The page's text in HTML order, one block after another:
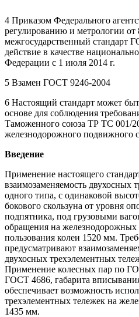
4 Приказом Федерального
регулированию и метрологии от
межгосударственный стандарт
действие в качестве
Федерации с 1 июля 2014 г.
5 Взамен ГОСТ 9246-2004
6 Настоящий стандарт может
основе для соблюдения
Таможенного союза ТР ТС 001/
железнодорожного подвижного
Введение
Применение настоящего
взаимозаменяемость двухосных
одного типа, с одинаковой
бокового скользуна от уровня
подпятника, под грузовыми
обращения на
пользования колеи 1520 мм.
предусматривают
двухосных трехэлементных
Применение колесных пар по
ГОСТ 4686, габарита
обеспечивает возможность
трехэлементных тележек на
1435 мм.